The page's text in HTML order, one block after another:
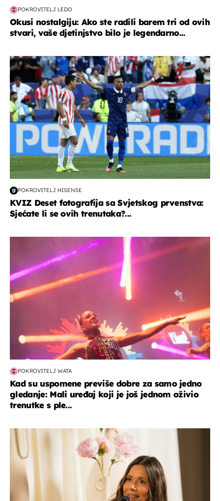
POKROVITELJ LEDO
Okusi nostalgiju: Ako ste radili barem tri od ovih
stvari, vaše djetinjstvo bilo je legendarno...
svjetsko prvenstvo 2026
POKROVITELJ HISENSE
KVIZ Deset fotografija sa Svjetskog prvenstva:
Sjećate li se ovih trenutaka?...
POKROVITELJ WATA
Kad su uspomene previše dobre za samo jedno
gledanje: Mali uređaj koji je još jednom oživio
trenutke s ple...
moda & ljepota